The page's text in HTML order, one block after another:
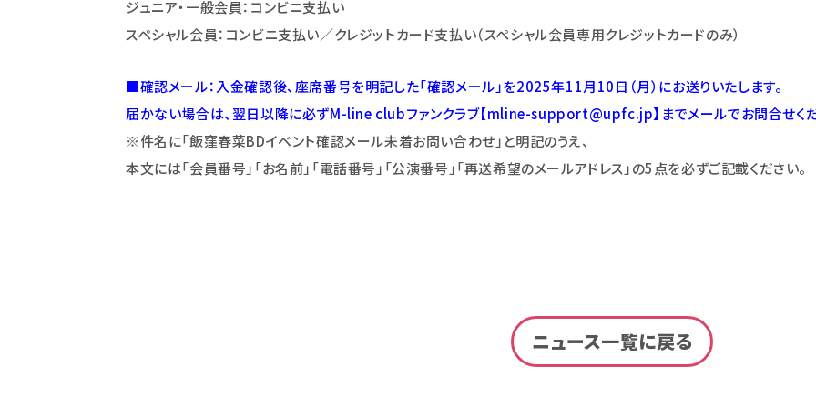
ジュニア・一般会員：コンビニ支払い
スペシャル会員：コンビニ支払い／クレジットカード支払い（スペシャル会員専用クレジットカードのみ）
■確認メール：入金確認後、座席番号を明記した「確認メール」を2025年11月10日（月）にお送りいたします。
届かない場合は、翌日以降に必ずM-line clubファンクラブ【mline-support@upfc.jp】までメールでお問合せく
※件名に「飯窪春菜BDイベント確認メール未着お問い合わせ」と明記のうえ、
本文には「会員番号」「お名前」「電話番号」「公演番号」「再送希望のメールアドレス」の5点を必ずご記載ください。
ニュース一覧に戻る